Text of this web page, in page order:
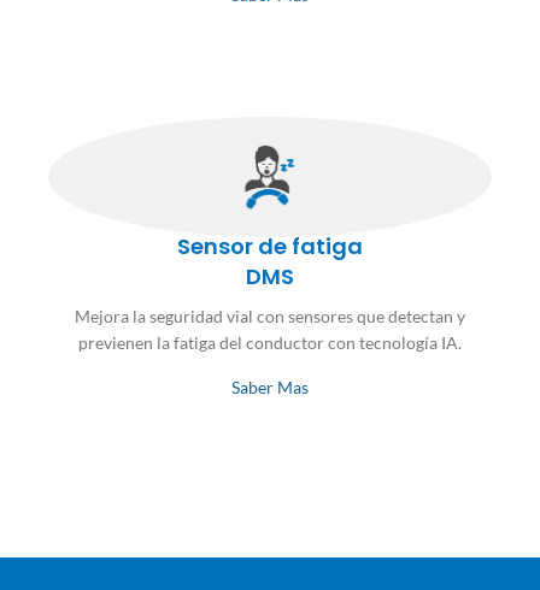
Sensor de fatiga
DMS
Mejora la seguridad vial con sensores que detectan y
previenen la fatiga del conductor con tecnología IA.
Saber Mas